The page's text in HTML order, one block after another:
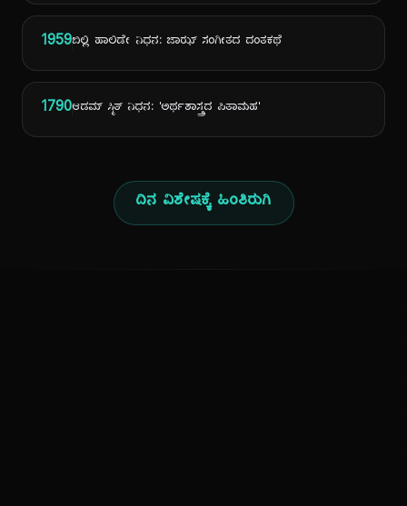
1959ಬಿಲ್ಲಿ ಹಾಲಿಡೇ ನಿಧನ: ಜಾಝ್ ಸಂಗೀತದ ದಂತಕಥೆ
1790ಆಡಮ್ ಸ್ಮಿತ್ ನಿಧನ: 'ಅರ್ಥಶಾಸ್ತ್ರದ ಪಿತಾಮಹ'
ದಿನ ವಿಶೇಷಕ್ಕೆ ಹಿಂತಿರುಗಿ